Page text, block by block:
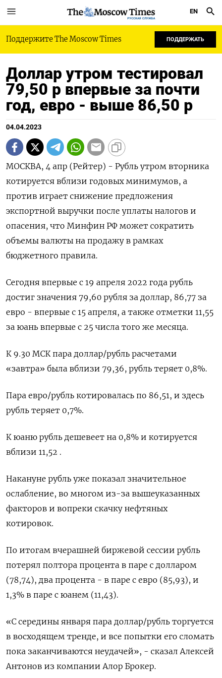
РУССКАЯ СЛУЖБА
EN
Поддержите The Moscow Times ПОДДЕРЖАТЬ
Доллар утром тестировал
79,50 р впервые за почти
год, евро - выше 86,50 р
04.04.2023
МОСКВА, 4 апр (Рейтер) - Рубль утром вторника
котируется вблизи годовых минимумов, а
против играет снижение предложения
экспортной выручки после уплаты налогов и
опасения, что Минфин РФ может сократить
объемы валюты на продажу в рамках
бюджетного правила.
Сегодня впервые с 19 апреля 2022 года рубль
достиг значения 79,60 рубля за доллар, 86,77 за
евро - впервые с 15 апреля, а также отметки 11,55
за юань впервые с 25 числа того же месяца.
К 9.30 МСК пара доллар/рубль расчетами
«завтра» была вблизи 79,36, рубль теряет 0,8%.
Пара евро/рубль котировалась по 86,51, и здесь
рубль теряет 0,7%.
К юаню рубль дешевеет на 0,8% и котируется
вблизи 11,52 .
Накануне рубль уже показал значительное
ослабление, во многом из-за вышеуказанных
факторов и вопреки скачку нефтяных
котировок.
По итогам вчерашней биржевой сессии рубль
потерял полтора процента в паре с долларом
(78,74), два процента - в паре с евро (85,93), и
1,3% в паре с юанем (11,43).
«С середины января пара доллар/рубль торгуется
в восходящем тренде, и все попытки его сломать
пока заканчиваются неудачей», - сказал Алексей
Антонов из компании Алор Брокер.